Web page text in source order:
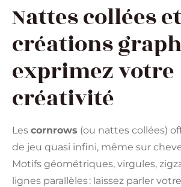
Nattes collées et
créations
exprimez votre
créativité
Les cornrows (ou nattes collées)
de jeu quasi infini, même sur
Motifs géométriques, virgules,
lignes parallèles : laissez parler